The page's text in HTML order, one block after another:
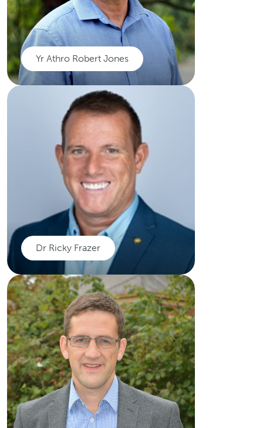
Darllenwch mwy
Yr Athro Robert Jones
Yr Athro Robert
Jones
Prif Ymchwilydd a gydnabyddir
yn rhyngwladol sy'n arbenigo
mewn canser y colon a'r rhefr
ac arweinydd Tiwmorau Solet
Canolfan Meddygaeth Canser
Arbrofol Caerdydd.
Darllenwch mwy
Dr Ricky Frazer
Dr Ricky Frazer
Yn arbenigo mewn canser yr
arennau, canser y croen ac
imiwnotherapi ac yn arweinydd
clinigol ar gyfer yr uned Asesu
Oncoleg Acíwt a'r gwasanaeth
Rheoli Gwenwyndra
Imiwnotherapi yng Nghanolfan